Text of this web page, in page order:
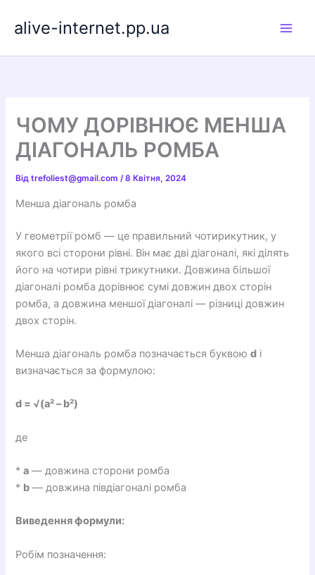
alive-internet.pp.ua
ЧОМУ ДОРІВНЮЄ МЕНША
ДІАГОНАЛЬ РОМБА
Відtrefoliest@gmail.com/8 Квітня, 2024
Менша діагональ ромба
У геометрії ромб — це правильний чотирикутник, у
якого всі сторони рівні. Він має дві діагоналі, які ділять
його на чотири рівні трикутники. Довжина більшої
діагоналі ромба дорівнює сумі довжин двох сторін
ромба, а довжина меншої діагоналі — різниці довжин
двох сторін.
Менша діагональ ромба позначається буквоюd і
визначається за формулою:
d = √(a² – b²)
де
*a — довжина сторони ромба
* b — довжина півдіагоналі ромба
Виведення формули:
Робім позначення: